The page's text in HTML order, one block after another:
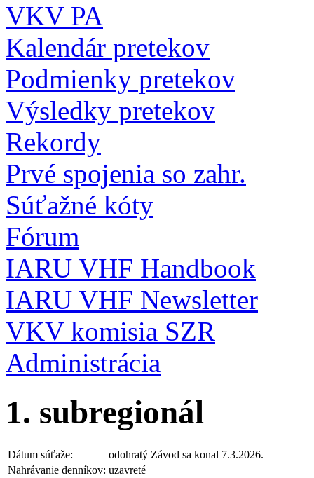
VKV PA
Kalendár pretekov
Podmienky pretekov
Výsledky pretekov
Rekordy
Prvé spojenia so zahr.
Súťažné kóty
Fórum
IARU VHF Handbook
IARU VHF Newsletter
VKV komisia SZR
Administrácia
1. subregionál
Dátum súťaže: odohratý Závod sa konal 7.3.2026.
Nahrávanie denníkov: uzavreté